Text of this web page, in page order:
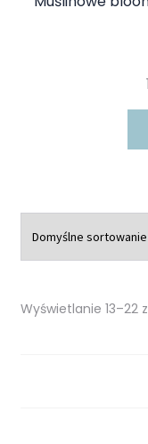
Wyświetlanie 13–22